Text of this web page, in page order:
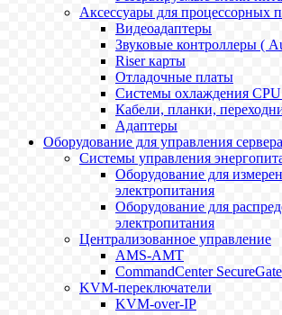
Аксессуары для процессорных
Видеоадаптеры
Звуковые контроллеры (
Riser карты
Отладочные платы
Системы охлаждения
Кабели, планки,
Адаптеры
Оборудование для управления
Системы управления
Оборудование для
электропитания
Оборудование для
электропитания
Централизованное управление
AMS-AMT
CommandCenter
KVM-переключатели
KVM-over-IP